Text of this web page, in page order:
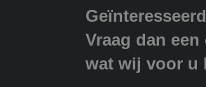
Vraag dan
wat wij voor u